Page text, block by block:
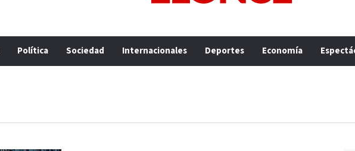
Política Sociedad Internacionales Deportes Economía